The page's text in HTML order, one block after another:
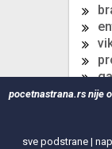
pocetnastrana.rs nije
sve podstrane|